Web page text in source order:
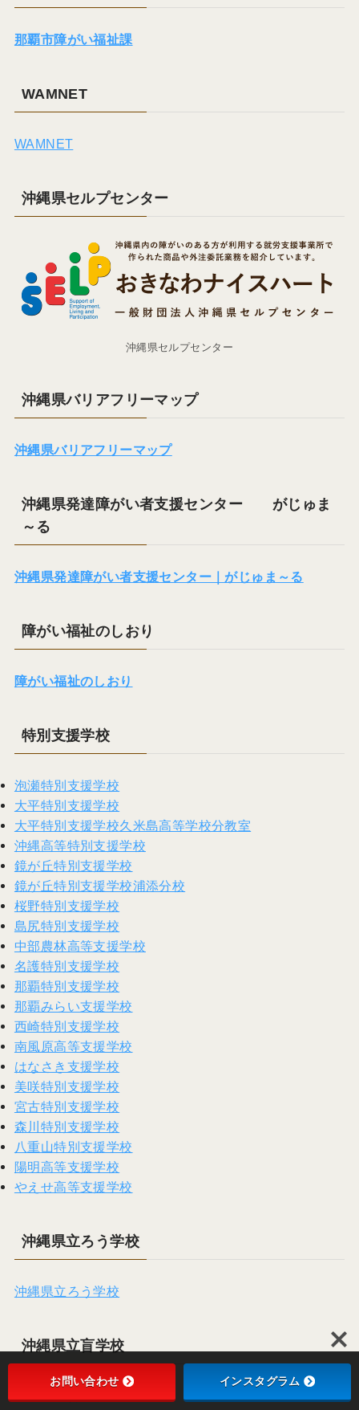
那覇市障がい福祉課
WAMNET
WAMNET
沖縄県セルプセンター
沖縄県セルプセンター
沖縄県バリアフリーマップ
沖縄県バリアフリーマップ
沖縄県発達障がい者支援センター がじゅま
～る
沖縄県発達障がい者支援センター｜がじゅま～る
障がい福祉のしおり
障がい福祉のしおり
特別支援学校
泡瀬特別支援学校
大平特別支援学校
大平特別支援学校久米島高等学校分教室
沖縄高等特別支援学校
鏡が丘特別支援学校
鏡が丘特別支援学校浦添分校
桜野特別支援学校
島尻特別支援学校
中部農林高等支援学校
名護特別支援学校
那覇特別支援学校
那覇みらい支援学校
西崎特別支援学校
南風原高等支援学校
はなさき支援学校
美咲特別支援学校
宮古特別支援学校
森川特別支援学校
八重山特別支援学校
陽明高等支援学校
やえせ高等支援学校
沖縄県立ろう学校
沖縄県立ろう学校
沖縄県立盲学校
お問い合わせ インスタグラム